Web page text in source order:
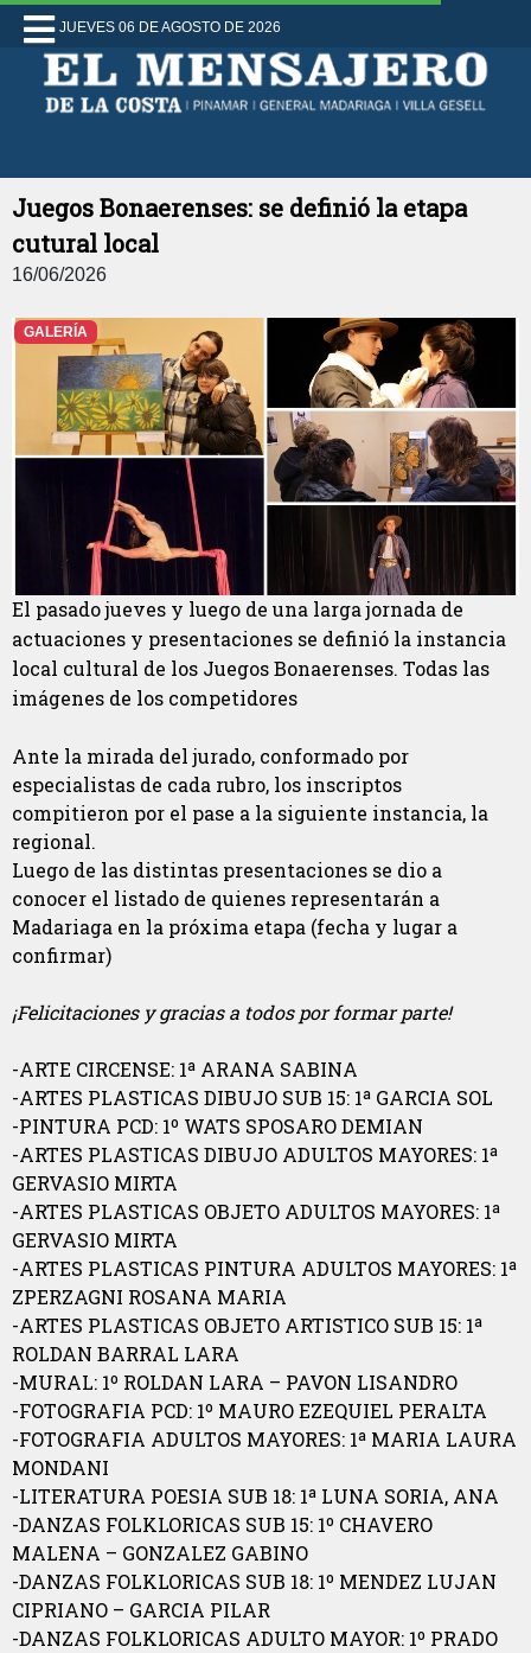
JUEVES 06 DE AGOSTO DE 2026
Juegos Bonaerenses: se definió la etapa
cutural local
16/06/2026
GALERÍA
El pasado jueves y luego de una larga jornada de
actuaciones y presentaciones se definió la instancia
local cultural de los Juegos Bonaerenses. Todas las
imágenes de los competidores
Ante la mirada del jurado, conformado por
especialistas de cada rubro, los inscriptos
compitieron por el pase a la siguiente instancia, la
regional.
Luego de las distintas presentaciones se dio a
conocer el listado de quienes representarán a
Madariaga en la próxima etapa (fecha y lugar a
confirmar)
¡Felicitaciones y gracias a todos por formar parte!
-ARTE CIRCENSE: 1ª ARANA SABINA
-ARTES PLASTICAS DIBUJO SUB 15: 1ª GARCIA SOL
-PINTURA PCD: 1º WATS SPOSARO DEMIAN
-ARTES PLASTICAS DIBUJO ADULTOS MAYORES: 1ª
GERVASIO MIRTA
-ARTES PLASTICAS OBJETO ADULTOS MAYORES: 1ª
GERVASIO MIRTA
-ARTES PLASTICAS PINTURA ADULTOS MAYORES: 1ª
ZPERZAGNI ROSANA MARIA
-ARTES PLASTICAS OBJETO ARTISTICO SUB 15: 1ª
ROLDAN BARRAL LARA
-MURAL: 1º ROLDAN LARA – PAVON LISANDRO
-FOTOGRAFIA PCD: 1º MAURO EZEQUIEL PERALTA
-FOTOGRAFIA ADULTOS MAYORES: 1ª MARIA LAURA
MONDANI
-LITERATURA POESIA SUB 18: 1ª LUNA SORIA, ANA
-DANZAS FOLKLORICAS SUB 15: 1º CHAVERO
MALENA – GONZALEZ GABINO
-DANZAS FOLKLORICAS SUB 18: 1º MENDEZ LUJAN
CIPRIANO – GARCIA PILAR
-DANZAS FOLKLORICAS ADULTO MAYOR: 1º PRADO